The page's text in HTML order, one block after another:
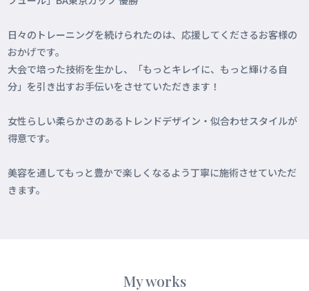
日々のトレーニングを続けられたのは、応援してくださるお客様の
おかげです。
大会で培った技術を生かし、「もっとキレイに、もっと輝ける自
分」を引き出すお手伝いをさせていただきます！
女性らしい柔らかさのあるトレンドデザイン・似合わせスタイルが
得意です。
美容を通してもっと豊かで楽しくなるよう丁寧に施術させていただ
きます。
My works